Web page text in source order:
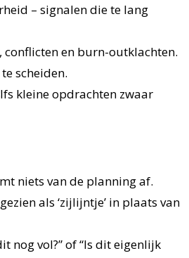
– signalen die te lang
en burn-outklachten.
scheiden.
kleine opdrachten zwaar
niets van de planning af.
als ‘zijlijntje’ in plaats van
nog vol?” of “Is dit eigenlijk